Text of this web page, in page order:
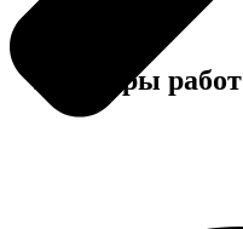
Примеры работ